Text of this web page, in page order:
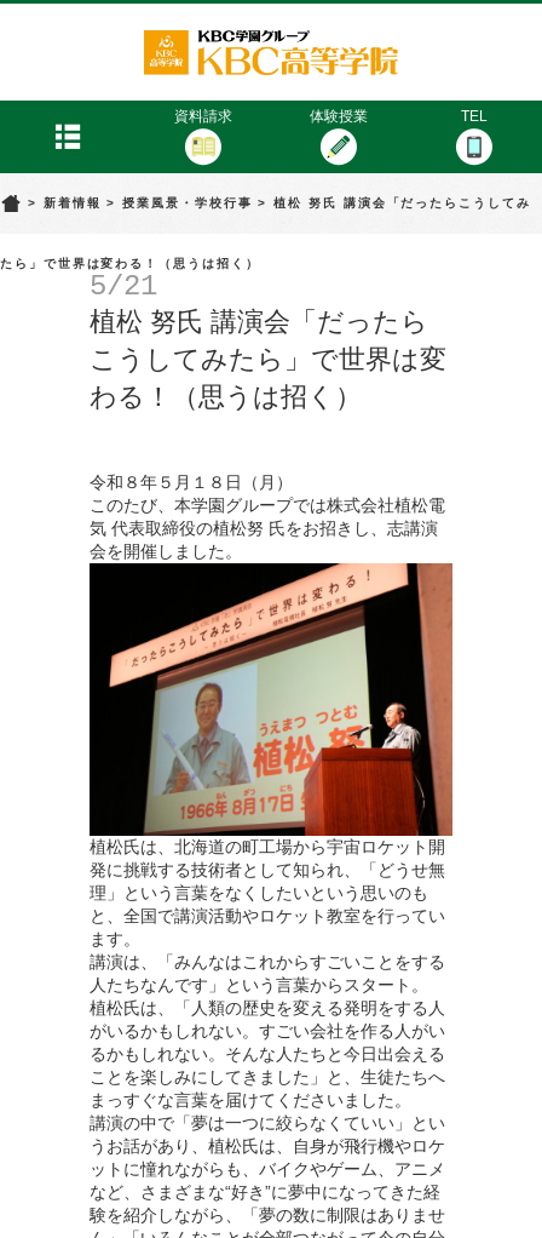
資料請求 体験授業 TEL
> 新着情報 >授業風景・学校行事 >植松 努氏 講演会「だったらこうしてみ
たら」で世界は変わる！（思うは招く）
5/21
植松 努氏 講演会「だったら
こうしてみたら」で世界は変
わる！（思うは招く）
令和８年５月１８日（月）
このたび、本学園グループでは株式会社植松電
気 代表取締役の植松努 氏をお招きし、志講演
会を開催しました。
植松氏は、北海道の町工場から宇宙ロケット開
発に挑戦する技術者として知られ、「どうせ無
理」という言葉をなくしたいという思いのも
と、全国で講演活動やロケット教室を行ってい
ます。
講演は、「みんなはこれからすごいことをする
人たちなんです」という言葉からスタート。
植松氏は、「人類の歴史を変える発明をする人
がいるかもしれない。すごい会社を作る人がい
るかもしれない。そんな人たちと今日出会える
ことを楽しみにしてきました」と、生徒たちへ
まっすぐな言葉を届けてくださいました。
講演の中で「夢は一つに絞らなくていい」とい
うお話があり、植松氏は、自身が飛行機やロケ
ットに憧れながらも、バイクやゲーム、アニメ
など、さまざまな“好き”に夢中になってきた経
験を紹介しながら、「夢の数に制限はありませ